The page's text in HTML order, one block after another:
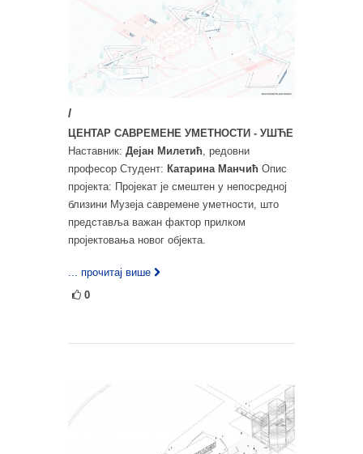
/
ЦЕНТАР САВРЕМЕНЕ УМЕТНОСТИ - УШЋЕ
Наставник: Дејан Милетић , редовни
професор Студент: Катарина Манчић Опис
пројекта: Пројекат је смештен у непосредној
близини Музеја савремене уметности, што
представља важан фактор прилком
пројектовања новог објекта.
... прочитај више
0